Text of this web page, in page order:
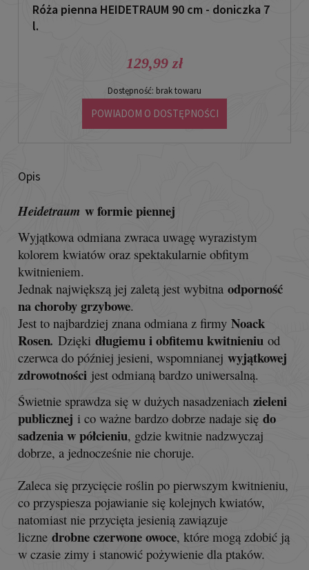
Opis
Heidetraum w formie piennej
Wyjątkowa odmiana zwraca uwagę wyrazistym
kolorem kwiatów oraz spektakularnie obfitym
kwitnieniem.
Jednak największą jej zaletą jest wybitna odporność
na choroby grzybowe.
Jest to najbardziej znana odmiana z firmy Noack
Rosen. Dzięki długiemu i obfitemu kwitnieniu od
czerwca do później jesieni, wspomnianej wyjątkowej
zdrowotności jest odmianą bardzo uniwersalną.
Świetnie sprawdza się w dużych nasadzeniach zieleni
publicznej i co ważne bardzo dobrze nadaje się do
sadzenia w półcieniu, gdzie kwitnie nadzwyczaj
dobrze, a jednocześnie nie choruje.
Zaleca się przycięcie roślin po pierwszym kwitnieniu,
co przyspiesza pojawianie się kolejnych kwiatów,
natomiast nie przycięta jesienią zawiązuje
liczne drobne czerwone owoce, które mogą zdobić ją
w czasie zimy i stanowić pożywienie dla ptaków.
Róża pienna HEIDETRAUM 90 cm - doniczka 7
l.
129,99 zł
Dostępność: brak towaru
POWIADOM O DOSTĘPNOŚCI